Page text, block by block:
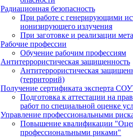
Радиационная безопасность
При работе с генерирующими
ионизирующего излучения
При заготовке и реализации
Рабочие профессии
Обучение рабочим профессиям
Антитеррористическая защищенность
Антитеррористическая
(территорий)
Получение сертификата эксперта
Подготовка к аттестации на
работ по специальной оценке
Управление профессиональными
Повышение квалификации
профессиональными риками"